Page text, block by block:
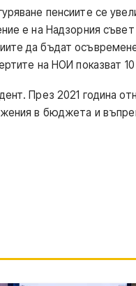
пенсиите се
е на Надзорния
да бъдат
на НОИ показват 10
През 2021 година
в бюджета и